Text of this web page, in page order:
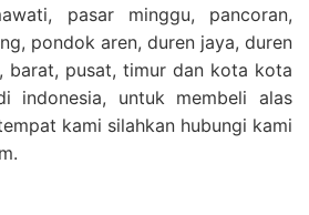
pasar minggu, pancoran,
pondok aren, duren jaya, duren
barat, pusat, timur dan kota kota
indonesia, untuk membeli alas
kami silahkan hubungi kami